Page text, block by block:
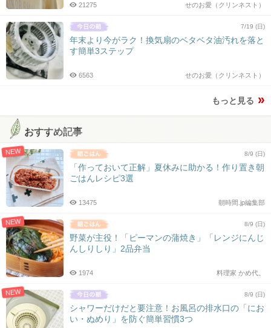
せのお愛（クリンネスト）
21275
7/19 (日)
年末より今がラク！換気扇のベタベタ油汚れを落と
す簡単3ステップ
せのお愛（クリンネスト）
6563
もっと見る
おすすめ記事
NEW 8/9 (日)
「作っておいて正解」夏休みに助かる！作り置き朝
ごはんレシピ3選
朝時間.jp編集部
13475
NEW 8/9 (日)
野菜が主役！「ピーマンの蒲焼き」「レンジにんじ
んしりしり」2品弁当
料理家 かめ代。
1974
NEW 8/9 (日)
シャワーだけだと要注意！お風呂の排水口の「にお
い・ぬめり」を防ぐ簡単習慣3つ